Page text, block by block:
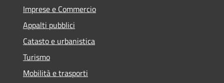
Imprese e Commercio
Appalti pubblici
Catasto e urbanistica
Turismo
Mobilità e trasporti